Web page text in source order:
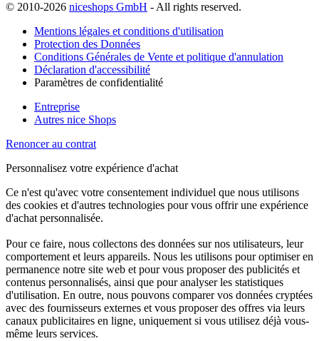
© 2010-2026 niceshops GmbH - All rights reserved.
Mentions légales et conditions d'utilisation
Protection des Données
Conditions Générales de Vente et politique d'annulation
Déclaration d'accessibilité
Paramètres de confidentialité
Entreprise
Autres nice Shops
Renoncer au contrat
Personnalisez votre expérience d'achat
Ce n'est qu'avec votre consentement individuel que nous utilisons
des cookies et d'autres technologies pour vous offrir une expérience
d'achat personnalisée.
Pour ce faire, nous collectons des données sur nos utilisateurs, leur
comportement et leurs appareils. Nous les utilisons pour optimiser en
permanence notre site web et pour vous proposer des publicités et
contenus personnalisés, ainsi que pour analyser les statistiques
d'utilisation. En outre, nous pouvons comparer vos données cryptées
avec des fournisseurs externes et vous proposer des offres via leurs
canaux publicitaires en ligne, uniquement si vous utilisez déjà vous-
même leurs services.